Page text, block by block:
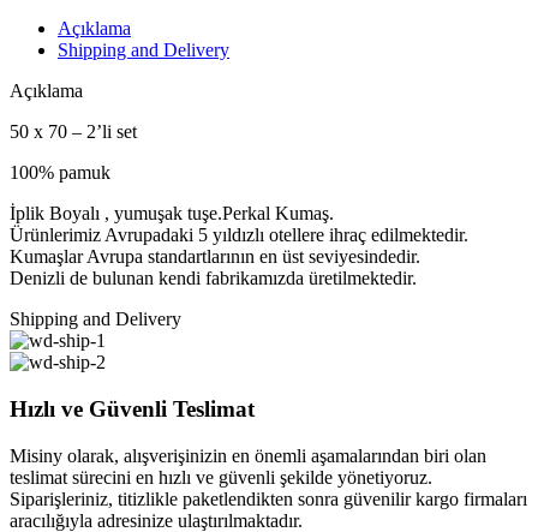
Açıklama
Shipping and Delivery
Açıklama
50 x 70 – 2’li set
100% pamuk
İplik Boyalı , yumuşak tuşe.Perkal Kumaş.
Ürünlerimiz Avrupadaki 5 yıldızlı otellere ihraç edilmektedir.
Kumaşlar Avrupa standartlarının en üst seviyesindedir.
Denizli de bulunan kendi fabrikamızda üretilmektedir.
Shipping and Delivery
Hızlı ve Güvenli Teslimat
Misiny olarak, alışverişinizin en önemli aşamalarından biri olan
teslimat sürecini en hızlı ve güvenli şekilde yönetiyoruz.
Siparişleriniz, titizlikle paketlendikten sonra güvenilir kargo firmaları
aracılığıyla adresinize ulaştırılmaktadır.